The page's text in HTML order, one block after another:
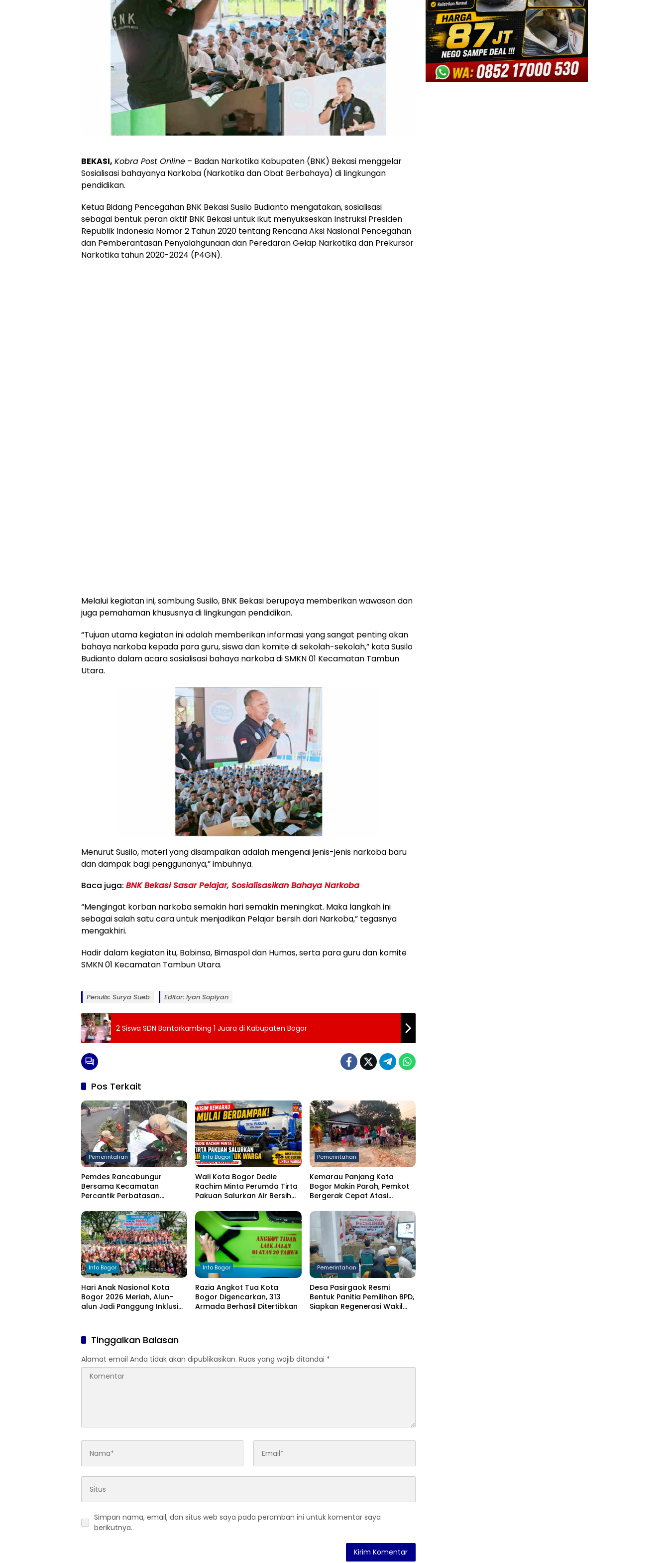
BEKASI, Kobra Post Online – Badan Narkotika Kabupaten (BNK) Bekasi menggelar
Sosialisasi bahayanya Narkoba (Narkotika dan Obat Berbahaya) di lingkungan
pendidikan.
Ketua Bidang Pencegahan BNK Bekasi Susilo Budianto mengatakan, sosialisasi
sebagai bentuk peran aktif BNK Bekasi untuk ikut menyukseskan Instruksi Presiden
Republik Indonesia Nomor 2 Tahun 2020 tentang Rencana Aksi Nasional Pencegahan
dan Pemberantasan Penyalahgunaan dan Peredaran Gelap Narkotika dan Prekursor
Narkotika tahun 2020-2024 (P4GN).
Melalui kegiatan ini, sambung Susilo, BNK Bekasi berupaya memberikan wawasan dan
juga pemahaman khususnya di lingkungan pendidikan.
“Tujuan utama kegiatan ini adalah memberikan informasi yang sangat penting akan
bahaya narkoba kepada para guru, siswa dan komite di sekolah-sekolah,” kata Susilo
Budianto dalam acara sosialisasi bahaya narkoba di SMKN 01 Kecamatan Tambun
Utara.
Menurut Susilo, materi yang disampaikan adalah mengenai jenis-jenis narkoba baru
dan dampak bagi penggunanya,” imbuhnya.
Baca juga: BNK Bekasi Sasar Pelajar, Sosialisasikan Bahaya Narkoba
“Mengingat korban narkoba semakin hari semakin meningkat. Maka langkah ini
sebagai salah satu cara untuk menjadikan Pelajar bersih dari Narkoba,” tegasnya
mengakhiri.
Hadir dalam kegiatan itu, Babinsa, Bimaspol dan Humas, serta para guru dan komite
SMKN 01 Kecamatan Tambun Utara.
Penulis: Surya Sueb Editor: Iyan Sopiyan
2 Siswa SDN Bantarkambing 1 Juara di Kabupaten Bogor
Pos Terkait
Pemerintahan
Pemdes Rancabungur
Bersama Kecamatan
Percantik Perbatasan
Putih Sambut HUT RI ke-81
Info Bogor
Wali Kota Bogor Dedie
Rachim Minta Perumda Tirta
Pakuan Salurkan Air Bersih
Kekeringan
Pemerintahan
Kemarau Panjang Kota
Bogor Makin Parah, Pemkot
Bergerak Cepat Atasi
Info Bogor
Hari Anak Nasional Kota
Bogor 2026 Meriah, Alun-
alun Jadi Panggung Inklusi
Info Bogor
Razia Angkot Tua Kota
Bogor Digencarkan, 313
Armada Berhasil Ditertibkan
Pemerintahan
Desa Pasirgaok Resmi
Bentuk Panitia Pemilihan BPD,
Siapkan Regenerasi Wakil
Tinggalkan Balasan
Alamat email Anda tidak akan dipublikasikan. Ruas yang wajib ditandai *
Simpan nama, email, dan situs web saya pada peramban ini untuk komentar saya
berikutnya.